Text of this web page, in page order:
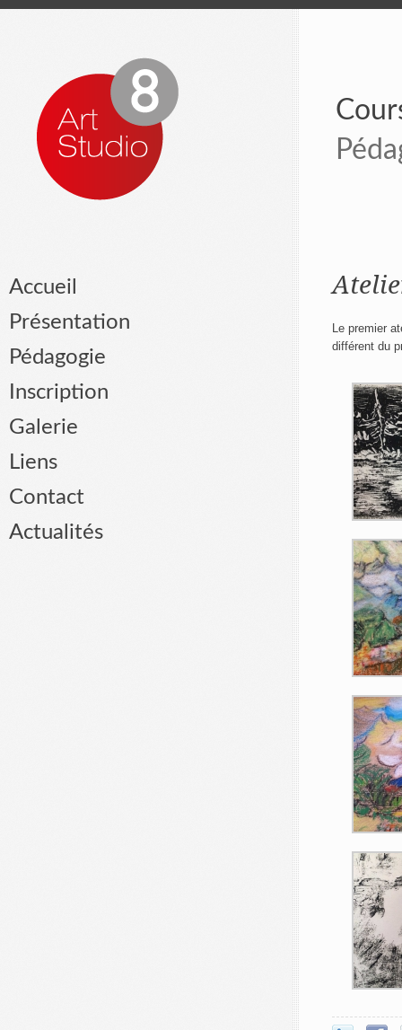
Le premier
différent du
Accueil
Présentation
Pédagogie
Inscription
Galerie
Liens
Contact
Actualités